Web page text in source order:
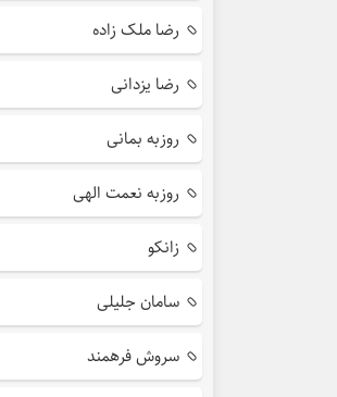
رضا ملک زاده
رضا یزدانی
روزبه بمانی
روزبه نعمت الهی
زانکو
سامان جلیلی
سروش فرهمند